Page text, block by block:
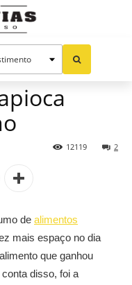
e tendências
2
12119
de alimentos
mais espaço no dia
que ganhou
disso, foi a